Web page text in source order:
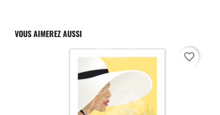
VOUS AIMEREZ AUSSI
favorite_border